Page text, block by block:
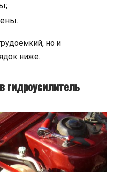
но и
ниже.
гидроусилитель